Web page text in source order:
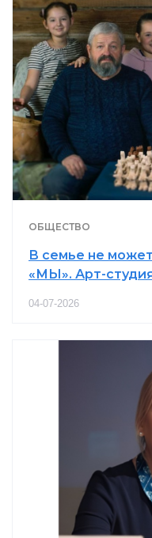
ОБЩЕСТВО
В семье не
«МЫ». Арт-
04-07-2026